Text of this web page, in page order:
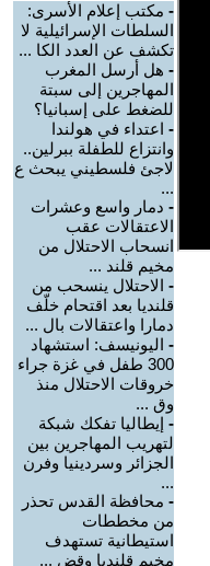
- مكتب إعلام الأسرى:
السلطات الإسرائيلية لا
تكشف عن العدد الكا ...
- هل أرسل المغرب
المهاجرين إلى سبتة
للضغط على إسبانيا؟
- اعتداء في هولندا
وانتزاع للطفلة ببرلين..
لاجئ فلسطيني يبحث ع
...
- دمار واسع وعشرات
الاعتقالات عقب
انسحاب الاحتلال من
مخيم قلند ...
- الاحتلال ينسحب من
قلنديا بعد اقتحام خلّف
دمارا واعتقالات بال ...
- اليونيسف: استشهاد
300 طفل في غزة جراء
خروقات الاحتلال منذ
وق ...
- إيطاليا تفكك شبكة
لتهريب المهاجرين بين
الجزائر وسردينيا وفرن
...
- محافظة القدس تحذر
من مخططات
استيطانية تستهدف
مخيم قلنديا وقض ...